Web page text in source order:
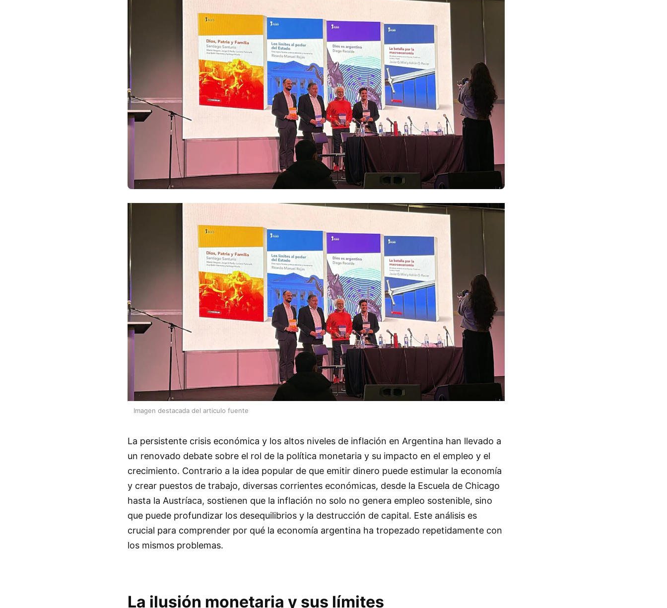
Imagen destacada del articulo fuente
La persistente crisis económica y los altos niveles de inflación en Argentina han llevado a
un renovado debate sobre el rol de la política monetaria y su impacto en el empleo y el
crecimiento. Contrario a la idea popular de que emitir dinero puede estimular la economía
y crear puestos de trabajo, diversas corrientes económicas, desde la Escuela de Chicago
hasta la Austríaca, sostienen que la inflación no solo no genera empleo sostenible, sino
que puede profundizar los desequilibrios y la destrucción de capital. Este análisis es
crucial para comprender por qué la economía argentina ha tropezado repetidamente con
los mismos problemas.
La ilusión monetaria y sus límites